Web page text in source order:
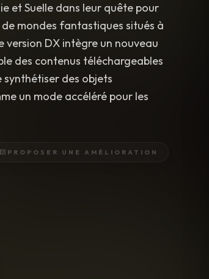
et Suelle dans leur quête pour
mondes fantastiques situés à
DX intègre un nouveau
des contenus téléchargeables
synthétiser des objets
un mode accéléré pour les
PROPOSER UNE AMÉLIORATION